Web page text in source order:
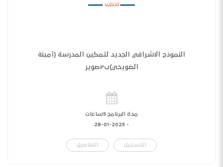
النموذج الاشرافي الجديد لتمكين المدرسة (أمينة
الضويحي)ب٢صوير
مدة البرنامج 5ساعات
-
28-01-2025
التسجيل التفاصيل